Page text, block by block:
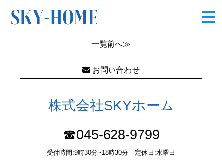
OLYMPUS DIGITAL CAMERA
一覧前へ≫
お問い合わせ
株式会社SKYホーム
☎045-628-9799
受付時間:9時30分~18時30分 定休日:水曜日